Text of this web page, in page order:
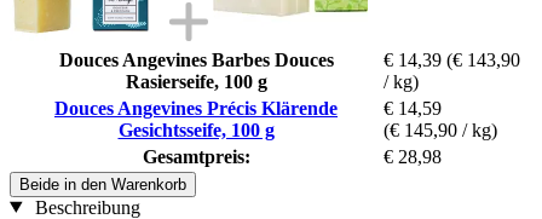
Douces Angevines Barbes Douces
Rasierseife, 100 g
€ 14,39 (€ 143,90
/ kg)
Douces Angevines Précis Klärende
Gesichtsseife, 100 g
€ 14,59
(€ 145,90 / kg)
Gesamtpreis:
€ 28,98
Beide in den Warenkorb
Beschreibung